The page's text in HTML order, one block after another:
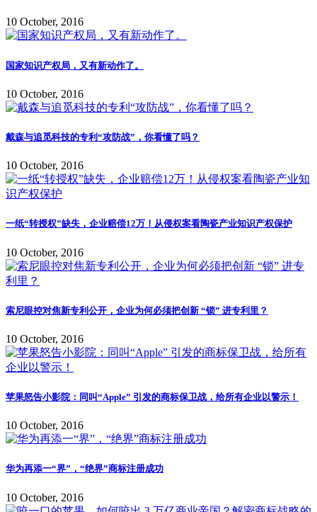
10 October, 2016
国家知识产权局，又有新动作了。
10 October, 2016
戴森与追觅科技的专利“攻防战”，你看懂了吗？
10 October, 2016
一纸“转授权”缺失，企业赔偿12万！从侵权案看陶瓷产业知识产权保护
10 October, 2016
索尼眼控对焦新专利公开，企业为何必须把创新 “锁” 进专利里？
10 October, 2016
苹果怒告小影院：同叫“Apple” 引发的商标保卫战，给所有企业以警示！
10 October, 2016
华为再添一“界”，“绝界”商标注册成功
10 October, 2016